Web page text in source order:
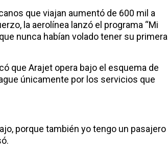
que viajan aumentó de 600 mil a
la aerolínea lanzó el programa “Mi
nunca habían volado tener su primera
que Arajet opera bajo el esquema de
únicamente por los servicios que
porque también yo tengo un pasajero